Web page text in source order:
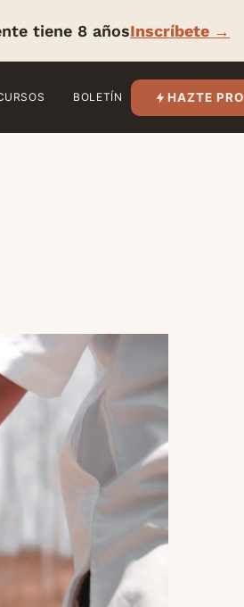
tiene 8 añosInscríbete →
BOLETÍN HAZTE PRO